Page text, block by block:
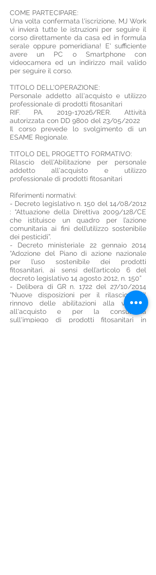
COME PARTECIPARE:
Una volta confermata l'iscrizione, MJ Work
vi invierà tutte le istruzioni per seguire il
corso direttamente da casa ed in formula
serale oppure pomeridiana! E' sufficiente
avere un PC o Smartphone con
videocamera ed un indirizzo mail valido
per seguire il corso.
TITOLO DELL'OPERAZIONE:
Personale addetto all'acquisto e utilizzo
professionale di prodotti fitosanitari
RIF. PA. 2019-17026/RER. Attività
autorizzata con DD 9800 del 23/05/2022
Il corso prevede lo svolgimento di un
ESAME Regionale.
TITOLO DEL PROGETTO FORMATIVO:
Rilascio dell'Abilitazione per personale
addetto all'acquisto e utilizzo
professionale di prodotti fitosanitari
​Riferimenti normativi:
- Decreto legislativo n. 150 del 14/08/2012
: “Attuazione della Direttiva 2009/128/CE
che istituisce un quadro per l’azione
comunitaria ai fini dell’utilizzo sostenibile
dei pesticidi”.
- Decreto ministeriale 22 gennaio 2014
“Adozione del Piano di azione nazionale
per l’uso sostenibile dei prodotti
fitosanitari, ai sensi dell’articolo 6 del
decreto legislativo 14 agosto 2012, n. 150”
- Delibera di GR n. 1722 del 27/10/2014
“Nuove disposizioni per il rilascio e il
rinnovo delle abilitazioni alla vendita,
all'acquisto e per la consulenza
sull'impiego di prodotti fitosanitari in